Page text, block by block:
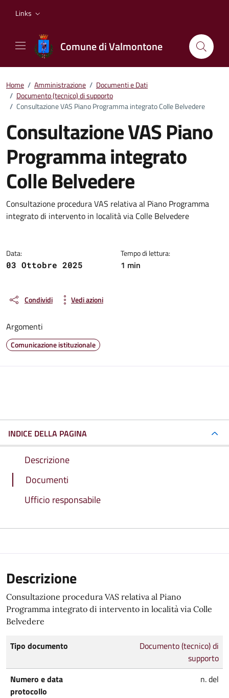
Links
Comune di Valmontone
Home / Amministrazione / Documenti e Dati
/ Documento (tecnico) di supporto
/ Consultazione VAS Piano Programma integrato Colle Belvedere
Consultazione VAS Piano
Programma integrato
Colle Belvedere
Dettagli del documento
Consultazione procedura VAS relativa al Piano Programma
integrato di intervento in località via Colle Belvedere
Data:
03 Ottobre 2025
Tempo di lettura:
1 min
Condividi Vedi azioni
Argomenti
Comunicazione istituzionale
INDICE DELLA PAGINA
Descrizione
Documenti
Ufficio responsabile
Descrizione
Consultazione procedura VAS relativa al Piano
Programma integrato di intervento in località via Colle
Belvedere
Tipo documento
Documento (tecnico) di
supporto
Numero e data
protocollo
n. del